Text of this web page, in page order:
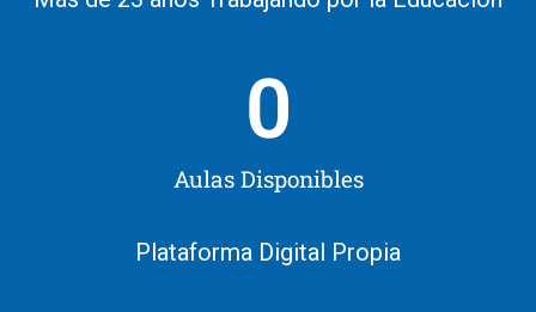
Aulas Disponibles
0
Plataforma Digital Propia